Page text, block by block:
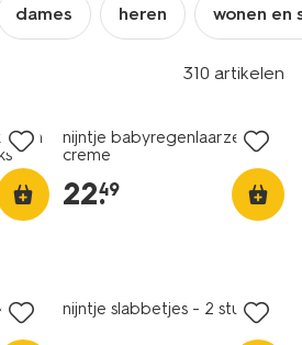
dames heren wonen en
310 artikelen
nijntje babyregenlaarzen
creme
22.
49
-
nijntje slabbetjes - 2 stuks